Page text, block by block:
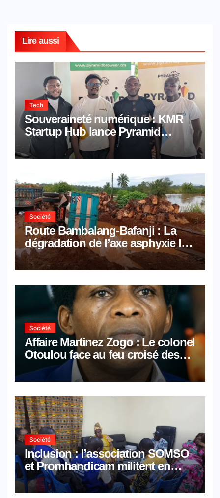
Lire aussi
Tech
Souveraineté numérique : KMR
Startup Hub lance Pyramid
Browser et Pyramid Mail, deux
solutions numériques made in
Société
Route Bambalang-Bafanji : La
dégradation de l’axe asphyxie les
activités économiques
Société
Affaire Martinez Zogo : Le colonel
Otoulou face au feu croisé des
avocats de la défense
Société
Inclusion : l’association SOMSO
et Promhandicam militent en
faveur d’une réforme des
formations en hôtellerie-